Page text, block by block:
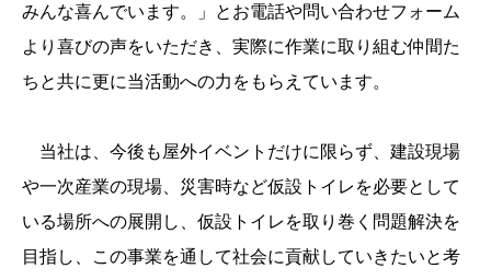
みんな喜んでいます。」とお電話や問い合わせフォーム
より喜びの声をいただき、実際に作業に取り組む仲間た
ちと共に更に当活動への力をもらえています。
当社は、今後も屋外イベントだけに限らず、建設現場
や一次産業の現場、災害時など仮設トイレを必要として
いる場所への展開し、仮設トイレを取り巻く問題解決を
目指し、この事業を通して社会に貢献していきたいと考